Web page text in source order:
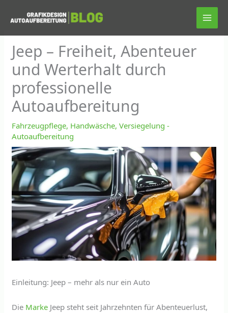
Inhalt
Jeep – Freiheit, Abenteuer
und Werterhalt durch
professionelle
Autoaufbereitung
Fahrzeugpflege, Handwäsche, Versiegelung -
Autoaufbereitung
Einleitung: Jeep – mehr als nur ein Auto
Die Marke Jeep steht seit Jahrzehnten für Abenteuerlust,